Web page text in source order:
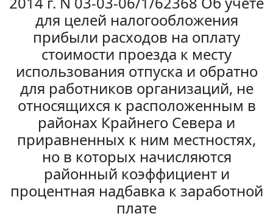
для целей налогообложения
прибыли расходов на оплату
стоимости проезда к месту
использования отпуска и обратно
для работников организаций, не
относящихся к расположенным в
районах Крайнего Севера и
приравненных к ним местностях,
но в которых начисляются
районный коэффициент и
процентная надбавка к заработной
плате